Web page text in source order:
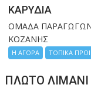
ΚΑΡΥΔΙΑ
ΟΜΑΔΑ
ΚΟΖΑΝΗΣ
Η ΑΓΟΡΑ ΤΟΠΙΚΑ
ΠΛΩΤΌ